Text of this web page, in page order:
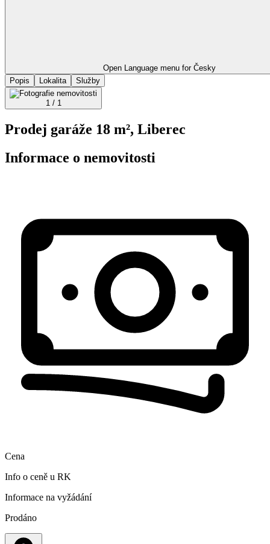
Open Language menu for Česky
Popis
Lokalita Služby
1 / 1
Prodej garáže 18 m², Liberec
Informace o nemovitosti
Cena
Info o ceně u RK
Informace na vyžádání
Prodáno